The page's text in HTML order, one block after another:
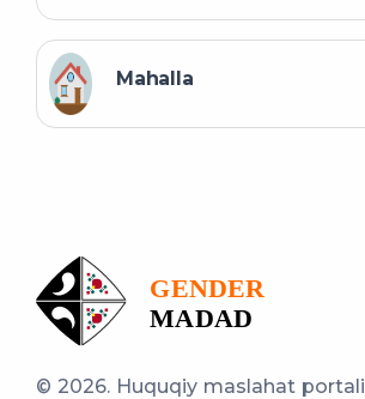
Mahalla
© 2026. Huquqiy maslahat portali